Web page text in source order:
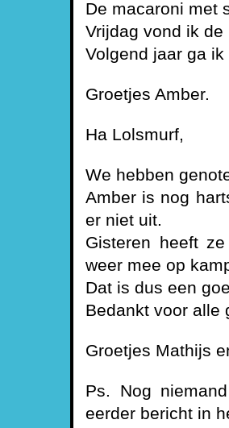
De macaroni met
Vrijdag vond ik
Volgend jaar ga
Groetjes Amber.
Ha Lolsmurf,
We hebben
Amber is nog
er niet uit.
Gisteren heeft
weer mee op
Dat is dus een
Bedankt voor alle
Groetjes Mathijs
Ps. Nog
eerder bericht in